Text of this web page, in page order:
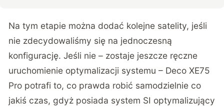
Na tym etapie można dodać kolejne satelity, jeśli
nie zdecydowaliśmy się na jednoczesną
konfigurację. Jeśli nie – zostaje jeszcze ręczne
uruchomienie optymalizacji systemu – Deco XE75
Pro potrafi to, co prawda robić samodzielnie co
jakiś czas, gdyż posiada system SI optymalizujący